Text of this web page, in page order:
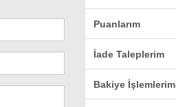
Puanlarım
İade Taleplerim
Bakiye İşlemlerim